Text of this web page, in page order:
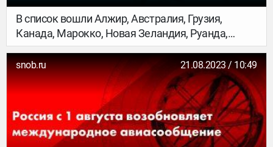
В список вошли Алжир, Австралия, Грузия,
Канада, Марокко, Новая Зеландия, Руанда,
Сербия, Таиланд, Тунис, Уругвай, Черногория,
Южная Корея и Япония. В него может попасть и
Китай, если власти страны разрешат гражданам
Евросоюза поездки на свою территорию.
snob.ru 21.08.2023 / 10:49